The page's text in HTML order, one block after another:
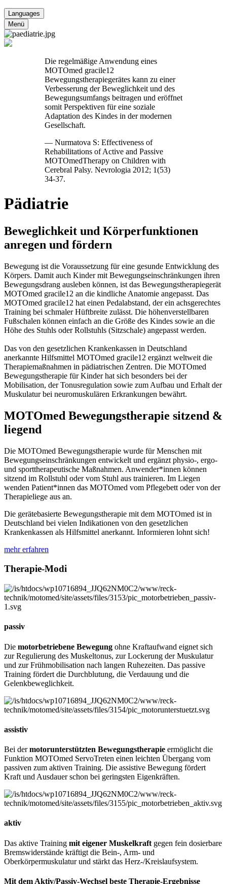
Languages
Menü
Die regelmäßige Anwendung eines
MOTOmed gracile12
Bewegungstherapiegerätes kann zu einer
Verbesserung der Beweglichkeit und des
Bewegungsumfangs beitragen und eröffnet
somit Perspektiven für eine soziale
Adaptation des Kindes in der modernen
Gesellschaft.
— Nurmatova S: Effectiveness of
Rehabilitations of Active and Passive
MOTOmedTherapy on Children with
Cerebral Palsy. Nevrologia 2012; 1(53)
34-37.
Pädiatrie
Beweglichkeit und Körperfunktionen
anregen und fördern
Bewegung ist die Voraussetzung für eine gesunde Entwicklung des
Körpers. Damit auch Kinder mit Bewegungseinschränkungen ihren
Bewegungsdrang ausleben können, ist das Bewegungstherapiegerät
MOTOmed gracile12 an die kindliche Anatomie angepasst. Das
MOTOmed gracile12 hat einen Pedalabstand, der ein achsgerechtes
Training bei schmaler Hüftbreite zulässt. Die höhenverstellbaren
Fußschalen können einfach an die Größe des Kindes sowie an die
Höhe des Stuhls oder Rollstuhls (Sitzschale) angepasst werden.
Das von den gesetzlichen Krankenkassen in Deutschland
anerkannte Hilfsmittel MOTOmed gracile12 ergänzt weltweit die
Therapiemaßnahmen in pädiatrischen Zentren. Die MOTOmed
Bewegungstherapie für Kinder hat sich besonders bei der
Mobilisation, der Tonusregulation sowie zum Aufbau und Erhalt der
Muskulatur bei neuromuskulären Erkrankungen bewährt.
MOTOmed Bewegungstherapie sitzend &
liegend
Die MOTOmed Bewegungstherapie wurde für Menschen mit
Bewegungseinschränkungen entwickelt und ergänzt physio-, ergo-
und sporttherapeutische Maßnahmen. Anwender*innen können
sitzend im Rollstuhl oder vom Stuhl aus trainieren. Im Liegen
wenden Patient*innen das MOTOmed vom Pflegebett oder von der
Therapieliege aus an.
Die gerätebasierte Bewegungstherapie mit dem MOTOmed ist in
Deutschland bei vielen Indikationen von den gesetzlichen
Krankenkassen als Hilfsmittel anerkannt. Informieren lohnt sich!
mehr erfahren
Therapie-Modi
passiv
Die motorbetriebene Bewegung ohne Kraftaufwand eignet sich
zur Regulierung des Muskeltonus, zur Lockerung der Muskulatur
und zur Frühmobilisation nach langen Ruhezeiten. Das passive
Training fördert die Durchblutung, die Verdauung und die
Gelenkbeweglichkeit.
assistiv
Bei dermotorunterstützten Bewegungstherapie ermöglicht die
Funktion MOTOmed ServoTreten einen leichten Übergang vom
passiven zum aktiven Training. Die assistive Bewegung fördert
Kraft und Ausdauer schon bei geringsten Eigenkräften.
aktiv
Das aktive Training mit eigener Muskelkraft gegen fein dosierbare
Bremswiderstände kräftigt die Bein-, Arm- und
Oberkörpermuskulatur und stärkt das Herz-/Kreislaufsystem.
Mit dem Aktiv/Passiv-Wechsel beste Therapie-Ergebnisse